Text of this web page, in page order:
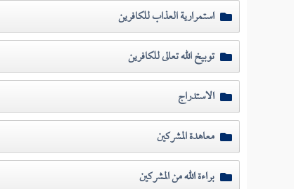
استمرارية العذاب للكافرين
توبيخ الله تعالى للكافرين
الاستدراج
معاهدة المشركين
براءة الله من المشركين